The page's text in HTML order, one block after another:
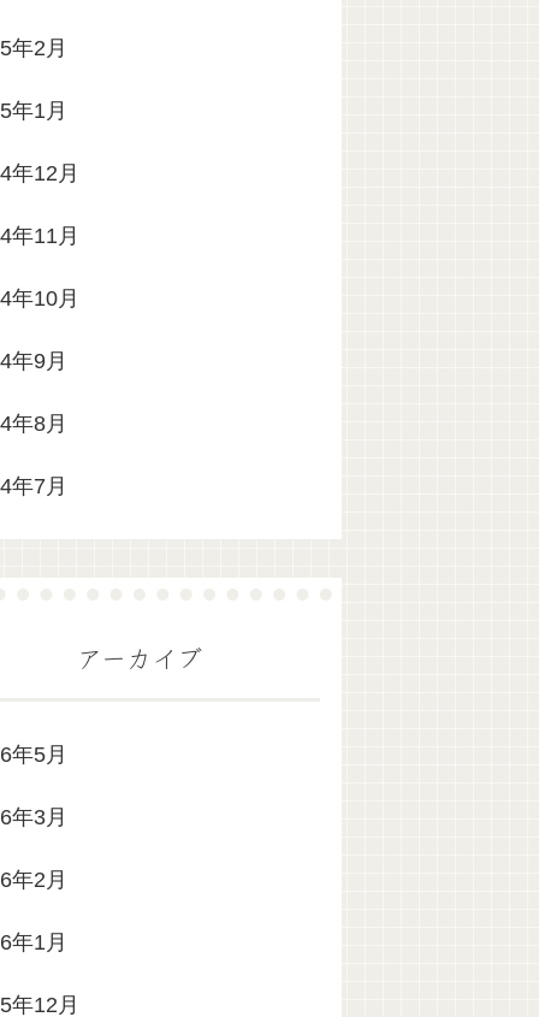
年2月
年1月
年12月
年11月
年10月
年9月
年8月
年7月
アーカイブ
年5月
年3月
年2月
年1月
年12月